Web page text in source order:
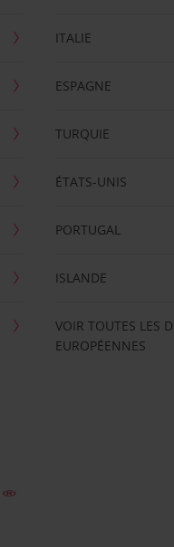
ITALIE
ESPAGNE
TURQUIE
ÉTATS-UNIS
PORTUGAL
ISLANDE
VOIR TOUTES LES
EUROPÉENNES